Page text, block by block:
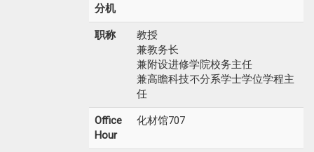
分机
职称
教授
兼教务长
兼附设进修学院校务主任
兼高瞻科技不分系学士学位学程主
任
Office
Hour
化材馆707